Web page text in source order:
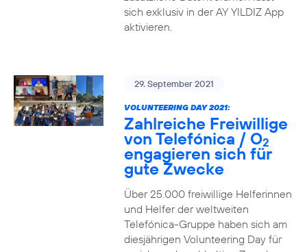
sich exklusiv in der AY YILDIZ App
aktivieren.
29. September 2021
VOLUNTEERING DAY 2021:
Zahlreiche Freiwillige
von Telefónica / O2
engagieren sich für
gute Zwecke
Über 25.000 freiwillige Helferinnen
und Helfer der weltweiten
Telefónica-Gruppe haben sich am
diesjährigen Volunteering Day für